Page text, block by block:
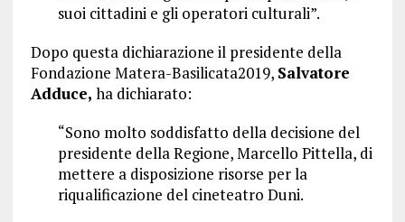
suoi cittadini e gli operatori culturali”.
Dopo questa dichiarazione il presidente della
Fondazione Matera-Basilicata2019, Salvatore
Adduce, ha dichiarato:
“Sono molto soddisfatto della decisione del
presidente della Regione, Marcello Pittella, di
mettere a disposizione risorse per la
riqualificazione del cineteatro Duni.